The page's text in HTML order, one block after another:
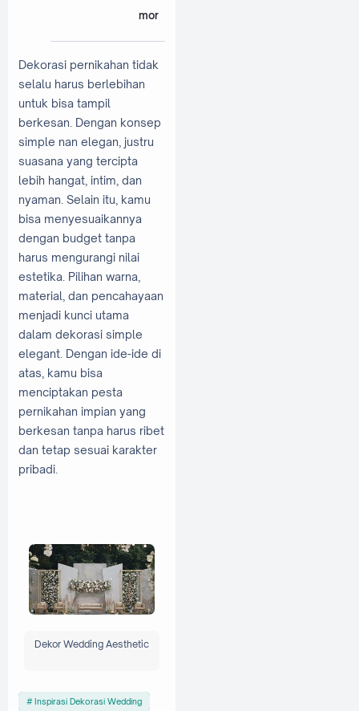
mor
Dekorasi pernikahan tidak
selalu harus berlebihan
untuk bisa tampil
berkesan. Dengan konsep
simple nan elegan, justru
suasana yang tercipta
lebih hangat, intim, dan
nyaman. Selain itu, kamu
bisa menyesuaikannya
dengan budget tanpa
harus mengurangi nilai
estetika. Pilihan warna,
material, dan pencahayaan
menjadi kunci utama
dalam dekorasi simple
elegant. Dengan ide-ide di
atas, kamu bisa
menciptakan pesta
pernikahan impian yang
berkesan tanpa harus ribet
dan tetap sesuai karakter
pribadi.
Dekor Wedding Aesthetic
Inspirasi Dekorasi Wedding